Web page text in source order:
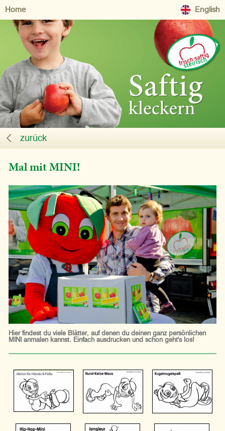
Home English
zurück
Mal mit MINI!
Hier findest du viele Blätter, auf denen du deinen ganz persönlichen
MINI anmalen kannst. Einfach ausdrucken und schon geht's los!